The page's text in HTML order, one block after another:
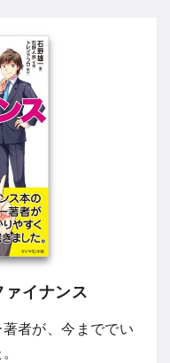
イナンス
者が、今まででい